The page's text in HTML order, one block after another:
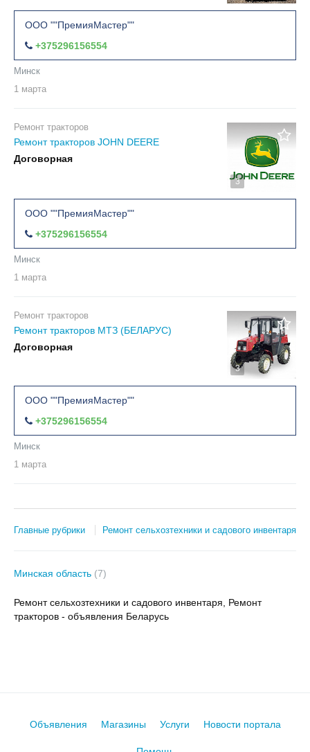
ООО ""ПремияМастер""
+375296156554
Минск
1 марта
3
Ремонт тракторов
Ремонт тракторов JOHN DEERE
Договорная
ООО ""ПремияМастер""
+375296156554
Минск
1 марта
3
Ремонт тракторов
Ремонт тракторов МТЗ (БЕЛАРУС)
Договорная
ООО ""ПремияМастер""
+375296156554
Минск
1 марта
Главные рубрики Ремонт сельхозтехники и садового инвентаря
Минская область (7)
Ремонт сельхозтехники и садового инвентаря, Ремонт
тракторов - объявления Беларусь
Объявления Магазины Услуги Новости портала